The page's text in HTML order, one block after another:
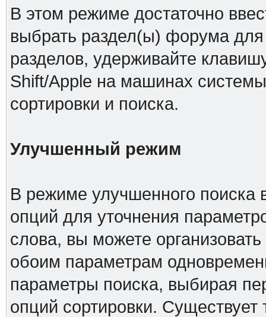
В этом режиме достаточно
выбрать раздел(ы) форума
разделов, удерживайте
Shift/Apple на машинах
сортировки и поиска.
Улучшенный режим
В режиме улучшенного поиска
опций для уточнения
слова, вы можете
обоим параметрам
параметры поиска, выбирая
опций сортировки.